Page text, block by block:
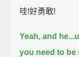
哇!好勇敢!
Yeah, and
you need to be